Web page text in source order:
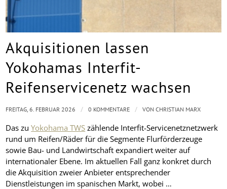
Akquisitionen lassen
Yokohamas Interfit-
Reifenservicenetz wachsen
Das zuYokohama TWS zählende Interfit-Servicenetznetzwerk
rund um Reifen/Räder für die Segmente Flurförderzeuge
sowie Bau- und Landwirtschaft expandiert weiter auf
internationaler Ebene. Im aktuellen Fall ganz konkret durch
die Akquisition zweier Anbieter entsprechender
Dienstleistungen im spanischen Markt, wobei …
FREITAG, 6. FEBRUAR 2026 / 0 KOMMENTARE / VONCHRISTIAN MARX